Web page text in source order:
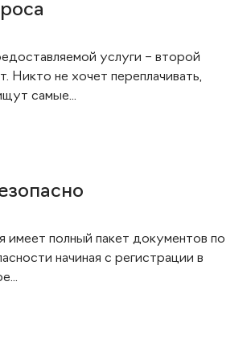
услуги – второй
Никто не хочет переплачивать,
самые...
имеет полный пакет документов по
начиная с регистрации в